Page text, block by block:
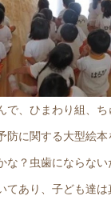
で、ひまわり組、
に関する大型絵本
な？虫歯にならな
てあり、子ども達